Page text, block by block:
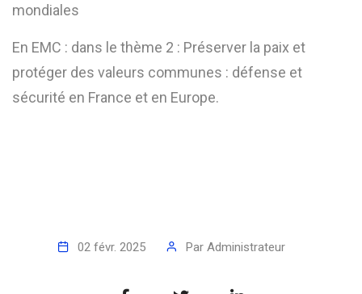
mondiales
En EMC : dans le thème 2 : Préserver la paix et
protéger des valeurs communes : défense et
sécurité en France et en Europe.
02 févr. 2025 Par Administrateur